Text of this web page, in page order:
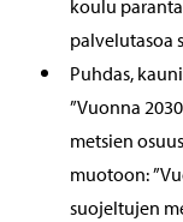
koulu
palvelutasoa
Puhdas,
”Vuonna
metsien
muotoon:
suojeltujen